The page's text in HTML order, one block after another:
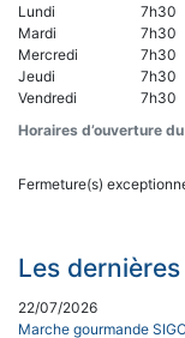
Horaires d’ouverture
Lundi 7h30
Mardi
7h30
Mercredi
7h30
Jeudi
7h30
Vendredi
7h30
Fermeture(s)
Les
22/07/2026
Marche gourmande